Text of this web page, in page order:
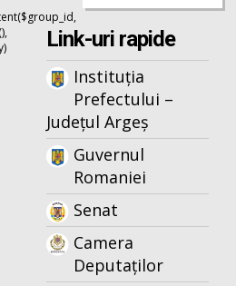
Link-uri rapide
Instituția
Prefectului –
Județul Argeș
Guvernul
Romaniei
Senat
Camera
Deputaților